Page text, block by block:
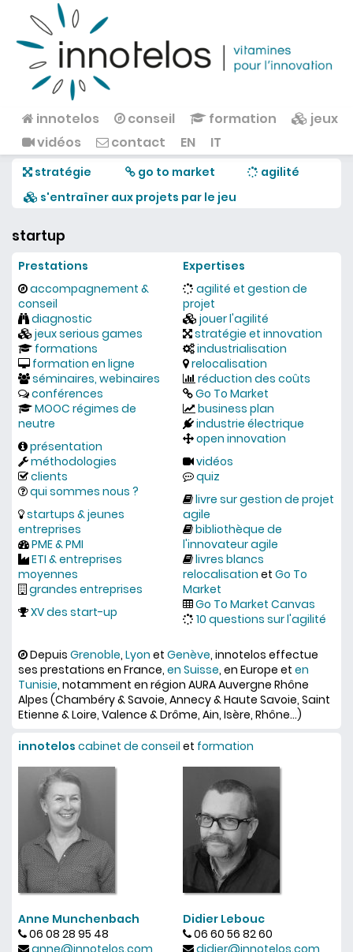
Aller au contenu principal
innotelos conseil formation
jeux
vidéos
contact EN IT
stratégie go to market
agilité
s'entraîner aux projets par le jeu
startup
Prestations
accompagnement &
conseil
diagnostic
jeux serious games
formations
formation en ligne
séminaires, webinaires
conférences
MOOC régimes de
neutre
présentation
méthodologies
clients
qui sommes nous ?
startups & jeunes
entreprises
PME & PMI
ETI & entreprises
moyennes
grandes entreprises
XV des start-up
Expertises
agilité et gestion de
projet
jouer l'agilité
stratégie et innovation
industrialisation
relocalisation
réduction des coûts
Go To Market
business plan
industrie électrique
open innovation
vidéos
quiz
livre sur gestion de projet
agile
bibliothèque de
l'innovateur agile
livres blancs
relocalisation et Go To
Market
Go To Market Canvas
10 questions sur l'agilité
Depuis Grenoble, Lyon et Genève, innotelos effectue
ses prestations en France, en Suisse, en Europe et en
Tunisie, notamment en région AURA Auvergne Rhône
Alpes (Chambéry & Savoie, Annecy & Haute Savoie, Saint
Etienne & Loire, Valence & Drôme, Ain, Isère, Rhône...)
innotelos cabinet de conseil et formation
Anne Munchenbach
06 08 28 95 48
Didier Lebouc
06 60 56 82 60